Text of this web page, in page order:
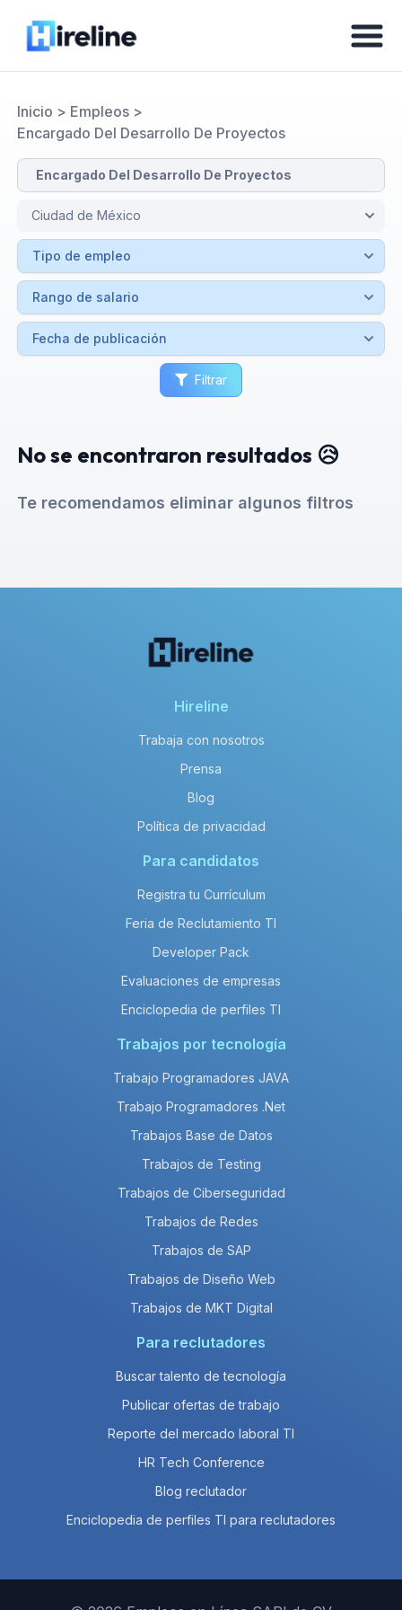
Inicio > Empleos>
Encargado Del Desarrollo De Proyectos
Filtrar
No se encontraron resultados 😥
Te recomendamos eliminar algunos filtros
Hireline
Trabaja con nosotros
Prensa
Blog
Política de privacidad
Para candidatos
Registra tu Currículum
Feria de Reclutamiento TI
Developer Pack
Evaluaciones de empresas
Enciclopedia de perfiles TI
Trabajos por tecnología
Trabajo Programadores JAVA
Trabajo Programadores .Net
Trabajos Base de Datos
Trabajos de Testing
Trabajos de Ciberseguridad
Trabajos de Redes
Trabajos de SAP
Trabajos de Diseño Web
Trabajos de MKT Digital
Para reclutadores
Buscar talento de tecnología
Publicar ofertas de trabajo
Reporte del mercado laboral TI
HR Tech Conference
Blog reclutador
Enciclopedia de perfiles TI para reclutadores